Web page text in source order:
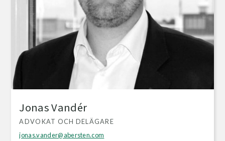
Jonas Vandér
ADVOKAT OCH DELÄGARE
jonas.vander@abersten.com